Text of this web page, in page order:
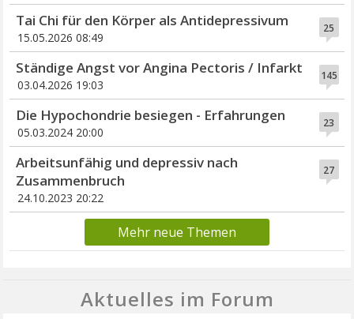
25
Tai Chi für den Körper als Antidepressivum
15.05.2026 08:49
145
Ständige Angst vor Angina Pectoris / Infarkt
03.04.2026 19:03
23
Die Hypochondrie besiegen - Erfahrungen
05.03.2024 20:00
27
Arbeitsunfähig und depressiv nach
Zusammenbruch
24.10.2023 20:22
Mehr neue Themen
Aktuelles im Forum